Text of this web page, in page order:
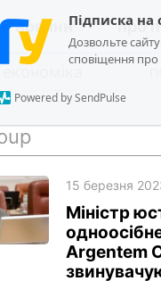
Підписка на
Дозвольте
сповіщення про
Powered by SendPulse
новини про
15 березня
Міністр
Argentem